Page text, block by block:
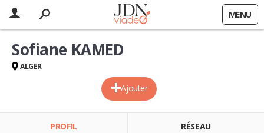
MENU
Ajouter
Sofiane KAMED
ALGER
PROFIL RÉSEAU